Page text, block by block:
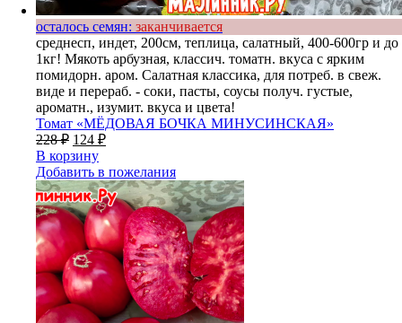
осталось семян: заканчивается
среднесп, индет, 200см, теплица, салатный, 400-600гр и до
1кг! Мякоть арбузная, классич. томатн. вкуса с ярким
помидорн. аром. Салатная классика, для потреб. в свеж.
виде и перераб. - соки, пасты, соусы получ. густые,
ароматн., изумит. вкуса и цвета!
Томат «МЁДОВАЯ БОЧКА МИНУСИНСКАЯ»
228₽ 124 ₽
В корзину
Добавить в пожелания